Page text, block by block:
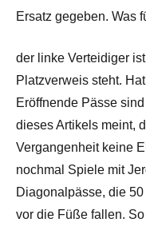
Ersatz gegeben. Was
der linke Verteidiger
Platzverweis steht.
Eröffnende Pässe
dieses Artikels meint,
Vergangenheit keine
nochmal Spiele mit
Diagonalpässe, die
vor die Füße fallen.